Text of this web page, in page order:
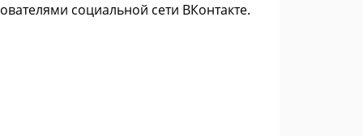
социальной сети ВКонтакте.